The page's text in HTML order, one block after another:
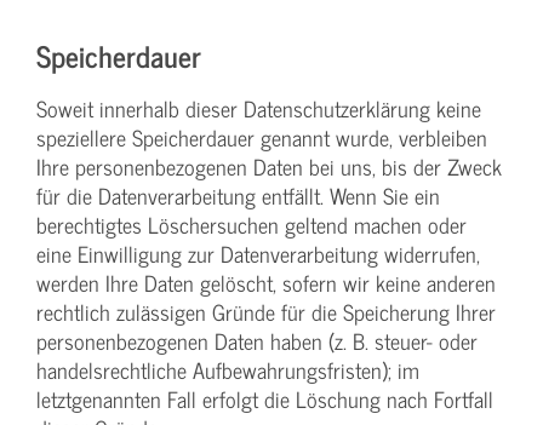
Speicherdauer
Soweit innerhalb dieser Datenschutzerklärung keine
speziellere Speicherdauer genannt wurde, verbleiben
Ihre personenbezogenen Daten bei uns, bis der Zweck
für die Datenverarbeitung entfällt. Wenn Sie ein
berechtigtes Löschersuchen geltend machen oder
eine Einwilligung zur Datenverarbeitung widerrufen,
werden Ihre Daten gelöscht, sofern wir keine anderen
rechtlich zulässigen Gründe für die Speicherung Ihrer
personenbezogenen Daten haben (z. B. steuer- oder
handelsrechtliche Aufbewahrungsfristen); im
letztgenannten Fall erfolgt die Löschung nach Fortfall